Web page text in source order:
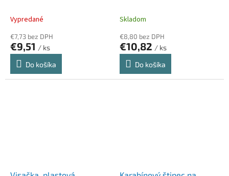
na krk, DURABLE "Extra
Vypredané
€7,73 bez DPH
€9,51 / ks
Do košíka
strong", čierna
Skladom
€8,80 bez DPH
€10,82 / ks
Do košíka